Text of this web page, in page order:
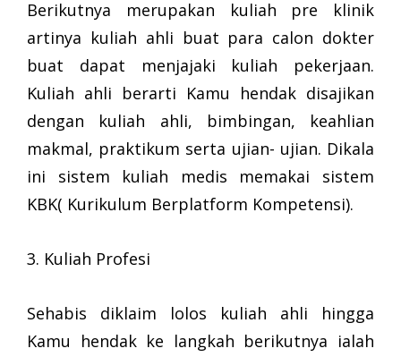
Berikutnya merupakan kuliah pre klinik
artinya kuliah ahli buat para calon dokter
buat dapat menjajaki kuliah pekerjaan.
Kuliah ahli berarti Kamu hendak disajikan
dengan kuliah ahli, bimbingan, keahlian
makmal, praktikum serta ujian- ujian. Dikala
ini sistem kuliah medis memakai sistem
KBK( Kurikulum Berplatform Kompetensi).
3. Kuliah Profesi
Sehabis diklaim lolos kuliah ahli hingga
Kamu hendak ke langkah berikutnya ialah